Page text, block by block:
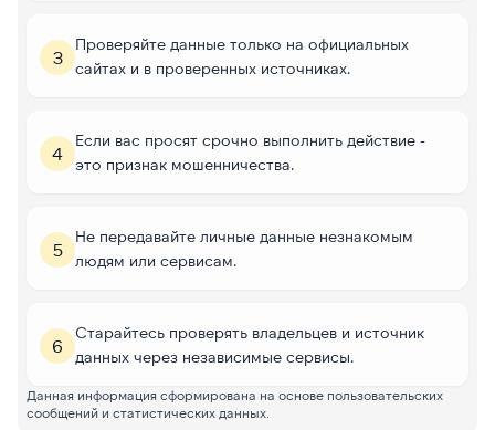
3
Проверяйте данные только на официальных
сайтах и в проверенных источниках.
4
Если вас просят срочно выполнить действие -
это признак мошенничества.
5
Не передавайте личные данные незнакомым
людям или сервисам.
6
Старайтесь проверять владельцев и источник
данных через независимые сервисы.
Данная информация сформирована на основе пользовательских
сообщений и статистических данных.